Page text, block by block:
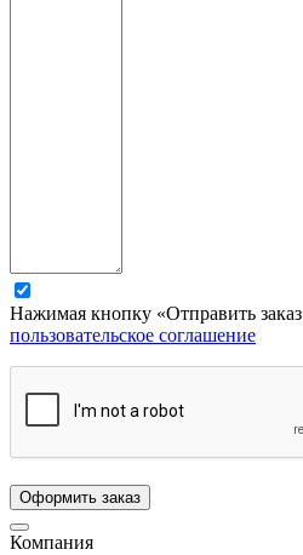
Нажимая кнопку «Отправить
пользовательское соглашение
Компания